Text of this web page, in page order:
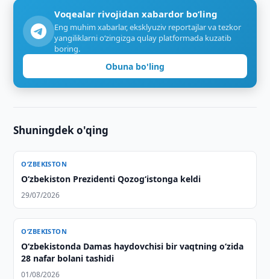
Voqealar rivojidan xabardor bo‘ling
Eng muhim xabarlar, eksklyuziv reportajlar va tezkor
yangiliklarni o‘zingizga qulay platformada kuzatib
boring.
Obuna bo'ling
Shuningdek o'qing
O‘ZBEKISTON
Oʻzbekiston Prezidenti Qozogʻistonga keldi
29/07/2026
O‘ZBEKISTON
O‘zbekistonda Damas haydovchisi bir vaqtning o‘zida
28 nafar bolani tashidi
01/08/2026